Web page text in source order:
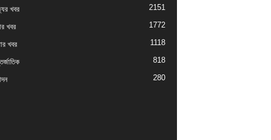
খবর 2151
খবর 1772
খবর 1118
818
280